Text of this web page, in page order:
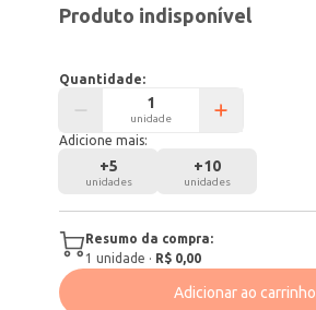
Produto indisponível
Quantidade:
unidade
Adicione mais:
+5
unidades
+10
unidades
Resumo da compra:
1 unidade · R$ 0,00
Adicionar ao carrinho